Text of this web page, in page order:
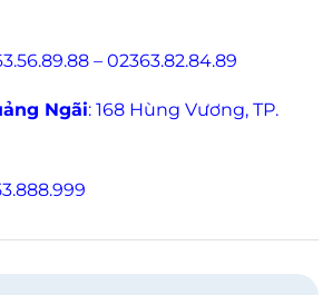
– 02363.82.84.89
Ngãi: 168 Hùng Vương, TP.